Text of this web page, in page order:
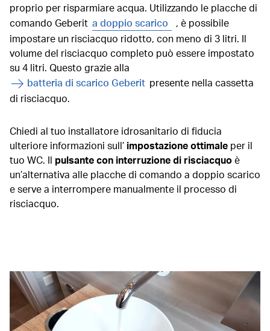
proprio per risparmiare acqua. Utilizzando le placche di
comando Geberit a doppio scarico
, è possibile
impostare un risciacquo ridotto, con meno di 3 litri. Il
volume del risciacquo completo può essere impostato
su 4 litri. Questo grazie alla
batteria di scarico Geberit presente nella cassetta
di risciacquo.
Chiedi al tuo installatore idrosanitario di fiducia
ulteriore informazioni sull’ impostazione ottimale per il
tuo WC. Il pulsante con interruzione di risciacquoè
un’alternativa alle placche di comando a doppio scarico
e serve a interrompere manualmente il processo di
risciacquo.